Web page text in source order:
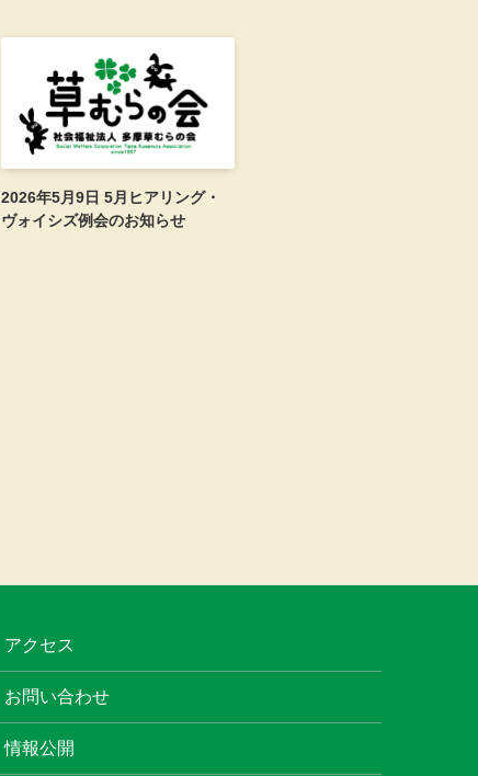
2026年5月9日 5月ヒアリング・
ヴォイシズ例会のお知らせ
アクセス
お問い合わせ
情報公開